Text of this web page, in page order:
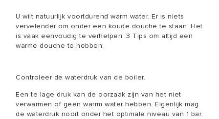
U wilt natuurlijk voortdurend warm water. Er is niets
vervelender om onder een koude douche te staan. Het
is vaak eenvoudig te verhelpen. 3 Tips om altijd een
warme douche te hebben:
Controleer de waterdruk van de boiler.
Een te lage druk kan de oorzaak zijn van het niet
verwarmen of geen warrm water hebben. Eigenlijk mag
de waterdruk nooit onder het optimale niveau van 1 bar